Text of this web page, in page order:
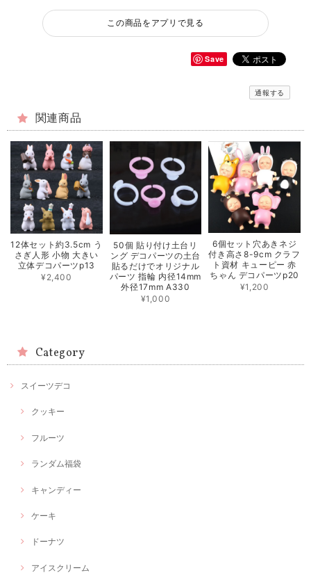
この商品をアプリで見る
Save
通報する
関連商品
12体セット約3.5cm う
さぎ人形 小物 大きい
立体デコパーツp13
¥2,400
50個 貼り付け土台リ
ング デコパーツの土台
貼るだけでオリジナル
パーツ 指輪 内径14mm
外径17mm A330
¥1,000
6個セット穴あきネジ
付き高さ8-9cm クラフ
ト資材 キューピー 赤
ちゃん デコパーツp20
¥1,200
Category
スイーツデコ
クッキー
フルーツ
ランダム福袋
キャンディー
ケーキ
ドーナツ
アイスクリーム